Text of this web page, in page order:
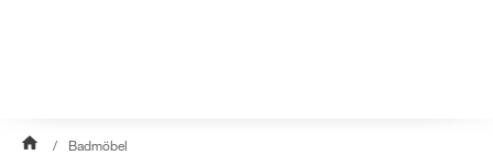
/ Badmöbel